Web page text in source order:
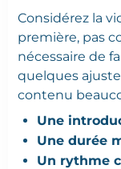
Considérez la
première, pas
nécessaire de
quelques
contenu
Une
Une durée
Un rythme